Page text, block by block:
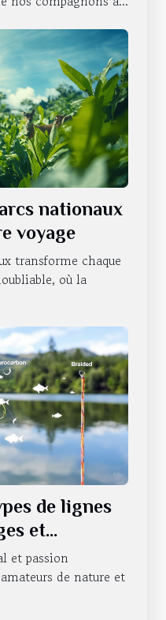
nationaux
voyage
transforme chaque
où la
de lignes
et
et passion
de nature et